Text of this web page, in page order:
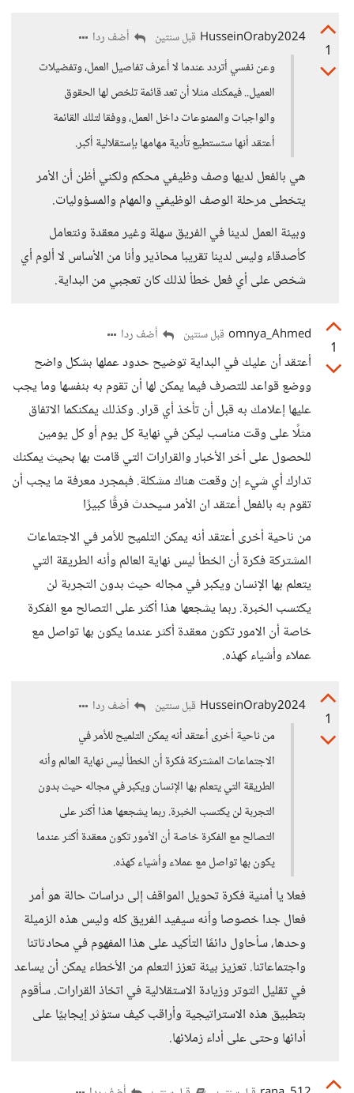
1
HusseinOraby2024 قبل سنتين
أضف ردا
وعن نفسي أتردد عندما لا أعرف تفاصيل العمل، وتفضيلات
العميل.. فيمكنك مثلا أن تعد قائمة تلخص لها الحقوق
والواجبات والممنوعات داخل العمل، ووفقا لتلك القائمة
أعتقد أنها ستستطيع تأدية مهامها بإستقلالية أكبر.
هي بالفعل لديها وصف وظيفي محكم ولكني أظن أن الأمر
يتخطى مرحلة الوصف الوظيفي والمهام والمسؤوليات.
وبيئة العمل لدينا في الفريق سهلة وغير معقدة ونتعامل
كأصدقاء وليس لدينا تقريبا محاذير وأنا من الأساس لا ألوم أي
شخص على أي فعل خطأ لذلك كان تعجبي من البداية.
1
omnya_Ahmed قبل سنتين أضف ردا
أعتقد أن عليك في البداية توضيح حدود عملها بشكل واضح
ووضع قواعد للتصرف فيما يمكن لها أن تقوم به بنفسها وما يجب
عليها إعلامك به قبل أن تأخذ أي قرار. وكذلك يمكنكما الاتفاق
مثلًا على وقت مناسب ليكن في نهاية كل يوم أو كل يومين
للحصول على أخر الأخبار والقرارات التي قامت بها بحيث يمكنك
تدارك أي شيء إن وقعت هناك مشكلة. فبمجرد معرفة ما يجب أن
تقوم به بالفعل أعتقد ان الأمر سيحدث فرقًا كبيرًا
من ناحية أخرى أعتقد أنه يمكن التلميح للأمر في الاجتماعات
المشتركة فكرة أن الخطأ ليس نهاية العالم وأنه الطريقة التي
يتعلم بها الإنسان ويكبر في مجاله حيث بدون التجربة لن
يكتسب الخبرة. ربما يشجعها هذا أكثر على التصالح مع الفكرة
خاصة أن الامور تكون معقدة أكثر عندما يكون بها تواصل مع
عملاء وأشياء كهذه.
1
HusseinOraby2024 قبل سنتين
أضف ردا
من ناحية أخرى أعتقد أنه يمكن التلميح للأمر في
الاجتماعات المشتركة فكرة أن الخطأ ليس نهاية العالم وأنه
الطريقة التي يتعلم بها الإنسان ويكبر في مجاله حيث بدون
التجربة لن يكتسب الخبرة. ربما يشجعها هذا أكثر على
التصالح مع الفكرة خاصة أن الأمور تكون معقدة أكثر عندما
يكون بها تواصل مع عملاء وأشياء كهذه.
فعلا يا أمنية فكرة تحويل المواقف إلى دراسات حالة هو أمر
فعال جدا خصوصا وأنه سيفيد الفريق كله وليس هذه الزميلة
وحدها، سأحاول دائمًا التأكيد على هذا المفهوم في محادثاتنا
واجتماعاتنا. تعزيز بيئة تعزز التعلم من الأخطاء يمكن أن يساعد
في تقليل التوتر وزيادة الاستقلالية في اتخاذ القرارات. سأقوم
بتطبيق هذه الاستراتيجية وأراقب كيف ستؤثر إيجابيًا على
أدائها وحتى على أداء زملائها.